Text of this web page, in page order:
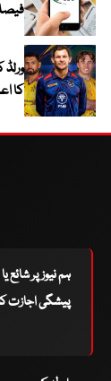
کا
ہم نیوز پر شائع
پیشگی اجازت